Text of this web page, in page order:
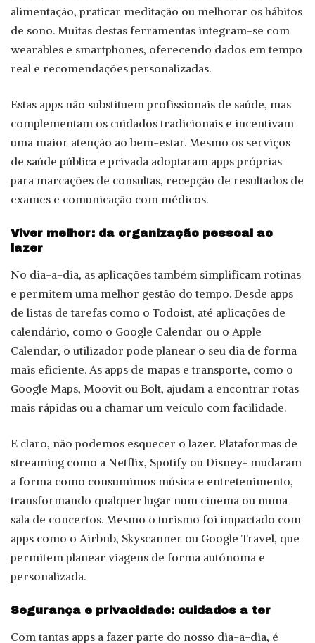
alimentação, praticar meditação ou melhorar os hábitos
de sono. Muitas destas ferramentas integram-se com
wearables e smartphones, oferecendo dados em tempo
real e recomendações personalizadas.
Estas apps não substituem profissionais de saúde, mas
complementam os cuidados tradicionais e incentivam
uma maior atenção ao bem-estar. Mesmo os serviços
de saúde pública e privada adoptaram apps próprias
para marcações de consultas, recepção de resultados de
exames e comunicação com médicos.
Viver melhor: da organização pessoal ao
lazer
No dia-a-dia, as aplicações também simplificam rotinas
e permitem uma melhor gestão do tempo. Desde apps
de listas de tarefas como o Todoist, até aplicações de
calendário, como o Google Calendar ou o Apple
Calendar, o utilizador pode planear o seu dia de forma
mais eficiente. As apps de mapas e transporte, como o
Google Maps, Moovit ou Bolt, ajudam a encontrar rotas
mais rápidas ou a chamar um veículo com facilidade.
E claro, não podemos esquecer o lazer. Plataformas de
streaming como a Netflix, Spotify ou Disney+ mudaram
a forma como consumimos música e entretenimento,
transformando qualquer lugar num cinema ou numa
sala de concertos. Mesmo o turismo foi impactado com
apps como o Airbnb, Skyscanner ou Google Travel, que
permitem planear viagens de forma autónoma e
personalizada.
Segurança e privacidade: cuidados a ter
Com tantas apps a fazer parte do nosso dia-a-dia, é